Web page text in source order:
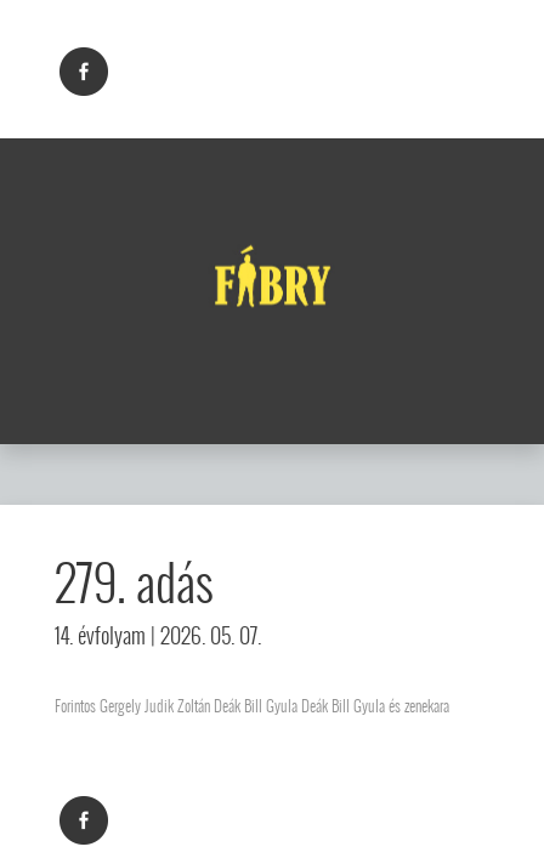
279. adás
14. évfolyam | 2026. 05. 07.
Forintos Gergely Judik Zoltán Deák Bill Gyula Deák Bill Gyula és zenekara